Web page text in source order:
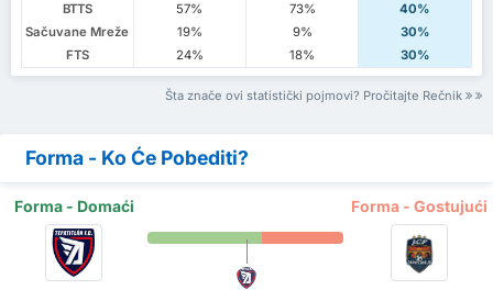
BTTS
57% 73%
40%
Sačuvane Mreže
19% 9%
30%
FTS
24% 18% 30%
Šta znače ovi statistički pojmovi? Pročitajte Rečnik
Forma - Ko Će Pobediti?
Forma - Domaći Forma - Gostujući